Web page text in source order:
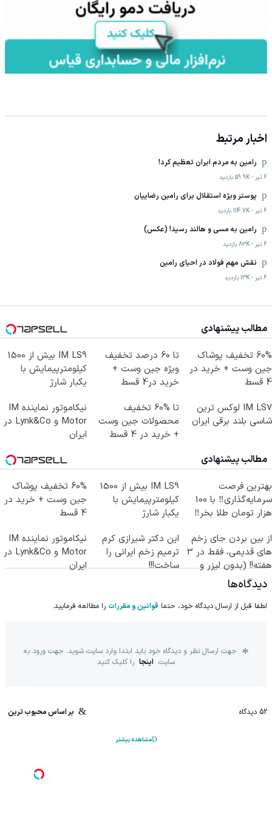
اخبار مرتبط
رامین به مردم ایران تعظیم کرد!
6 تیر -
59.9K بازدید
پوستر ویژه استقلال برای رامین رضاییان
6 تیر -
114.7K بازدید
رامین به مسی و هالند رسید! (عکس)
6 تیر -
83K بازدید
نقش مهم فولاد در احیای رامین
6 تیر -
13K بازدید
مطالب پیشنهادی
60% تخفیف پوشاک
جین وست + خرید در
4 قسط
تا 60 درصد تخفیف
ویژه جین وست +
خرید در4 قسط
IM LS9 بیش از 1500
کیلومترپیمایش با
یکبار شارژ
IM LS7 لوکس ترین
شاسی بلند برقی ایران
تا %60 تخفیف
محصولات جین وست
+ خرید در 4 قسط
نیکاموتور نماینده IM
Motor و Lynk&Co در
ایران
مطالب پیشنهادی
بهترین فرصت
سرمایه‌گذاری‼️ با 100
هزار تومان طلا بخر‼️
IM LS9 بیش از 1500
کیلومترپیمایش با
یکبار شارژ
60% تخفیف پوشاک
جین وست + خرید در
4 قسط
از بین بردن جای زخم
های قدیمی، فقط در 3
هفته!! (بدون لیزر و
جراحی)
این دکتر شیرازی کرم
ترمیم زخم ایرانی را
ساخت!!!
نیکاموتور نماینده IM
Motor و Lynk&Co در
ایران
دیدگاه‌ها
لطفا قبل از ارسال دیدگاه خود، حتما قوانین و مقررات را مطالعه فرمایید.
جهت ارسال نظر و دیدگاه خود باید ابتدا وارد سایت شوید. جهت ورود به
سایت اینجا را کلیک کنید
52 دیدگاه بر اساس محبوب ترین
مشاهده بیشتر